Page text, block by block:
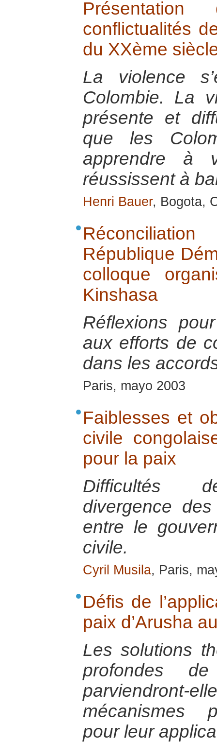
conflictualités
du XXème
La violence
Colombie. La
présente et
que les
apprendre à
réussissent à
Henri Bauer, Bogota,
République
colloque
Kinshasa
Réflexions
aux efforts de
dans les
Paris, mayo 2003
Faiblesses et
civile
pour la paix
Difficultés
divergence
entre le
civile.
Cyril Musila, Paris,
Défis de
paix d’Arusha
Les solutions
profondes
mécanismes
pour leur